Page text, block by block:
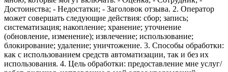
Достоинства; - Недостатки; - Заголовок отзыва. 2. Оператор
может совершать следующие действия: сбор; запись;
систематизация; накопление; хранение; уточнение
(обновление, изменение); извлечение; использование;
блокирование; удаление; уничтожение. 3. Способы обработки:
как с использованием средств автоматизации, так и без их
использования. 4. Цель обработки: предоставление мне услуг/